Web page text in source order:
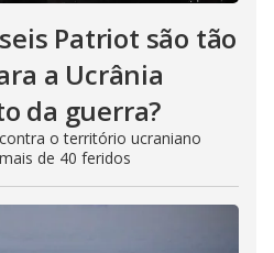
Patriot são tão
a Ucrânia
da guerra?
o território ucraniano
de 40 feridos